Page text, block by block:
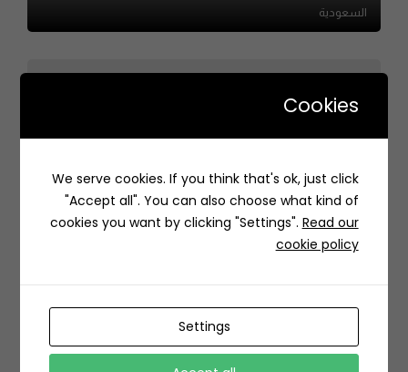
السعودية
Shawarma Baker | شاورما بيكر
السعودية
Cookies
We serve cookies. If you think that's ok, just click
"Accept all". You can also choose what kind of
cookies you want by clicking "Settings". Read our
cookie policy
Settings